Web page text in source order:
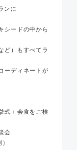
ンに
シードの中から
ど）もすべてラ
ーディネートが
式＋会食をご検
会